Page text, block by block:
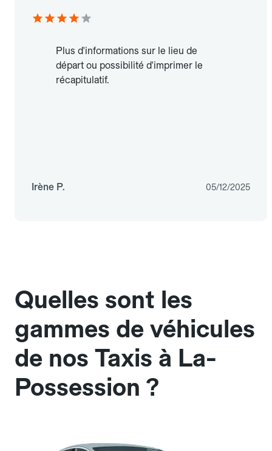
Plus d'informations sur le lieu de
départ ou possibilité d'imprimer le
récapitulatif.
Irène P. 05/12/2025
Quelles sont les
gammes de véhicules
de nos Taxis à La-
Possession ?